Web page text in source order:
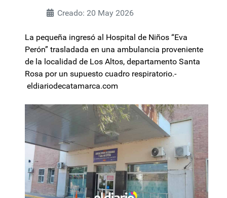
Creado: 20 May 2026
La pequeña ingresó al Hospital de Niños “Eva
Perón” trasladada en una ambulancia proveniente
de la localidad de Los Altos, departamento Santa
Rosa por un supuesto cuadro respiratorio.-
eldiariodecatamarca.com